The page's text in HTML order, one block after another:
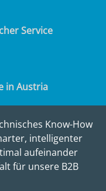
Service
in Austria
Know-How
intelligenter
aufeinander
für unsere B2B